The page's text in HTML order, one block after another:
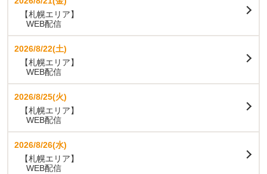
【札幌エリア】
WEB配信
2026/8/22(土)
【札幌エリア】
WEB配信
2026/8/25(火)
【札幌エリア】
WEB配信
2026/8/26(水)
【札幌エリア】
WEB配信